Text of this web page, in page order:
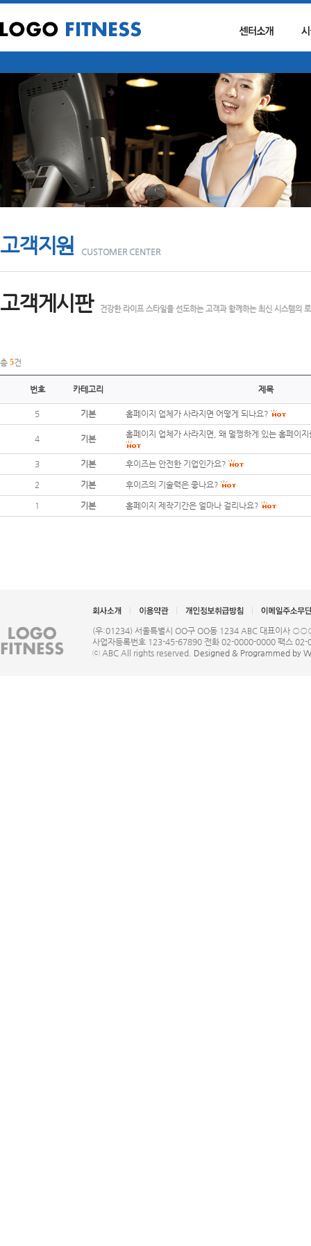
고객지원 CUSTOMER CENTER
고객게시판 건강한 라이프 스타일을 선도하는 고객과 함께하는 최신 시스템의
총 5건
번호 카테고리 제목
5 기본 홈페이지 업체가 사라지면 어떻게 되나요?
4 기본 홈페이지 업체가 사라지면, 왜 멀쩡하게 있는 홈페이
3 기본 후이즈는 안전한 기업인가요?
2 기본 후이즈의 기술력은 좋나요?
1 기본 홈페이지 제작기간은 얼마나 걸리나요?
(우:01234) 서울특별시 OO구 OO동 1234 ABC 대표이사
사업자등록번호 123-45-67890 전화 02-0000-0000 팩스
ⓒ ABC All rights reserved. Designed & Programmed by